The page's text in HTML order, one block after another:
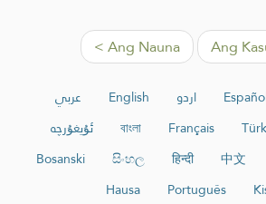
< Ang Nauna Ang
عربي English اردو
ئۇيغۇرچە
বাংলা Français
Bosanski
සිංහල हिन्दी 中文
Hausa
Português